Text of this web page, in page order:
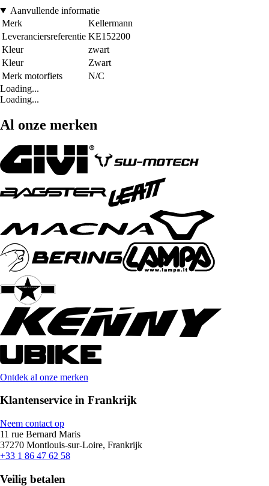
Aanvullende informatie
Merk
Kellermann
Leveranciersreferentie KE152200
Kleur
zwart
Kleur
Zwart
Merk motorfiets
N/C
Loading...
Loading...
Al onze merken
Ontdek al onze merken
Klantenservice in Frankrijk
Neem contact op
11 rue Bernard Maris
37270 Montlouis-sur-Loire, Frankrijk
+33 1 86 47 62 58
Veilig betalen